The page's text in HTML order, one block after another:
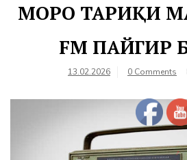
МОРО ТАРИҚИ
FM ПАЙГИР
13.02.2026 0 Comments